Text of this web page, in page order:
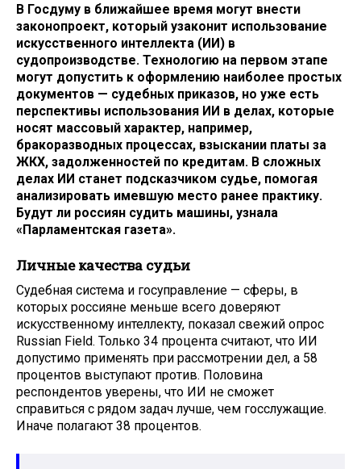
В Госдуму в ближайшее время могут внести
законопроект, который узаконит использование
искусственного интеллекта (ИИ) в
судопроизводстве. Технологию на первом этапе
могут допустить к оформлению наиболее простых
документов — судебных приказов, но уже есть
перспективы использования ИИ в делах, которые
носят массовый характер, например,
бракоразводных процессах, взыскании платы за
ЖКХ, задолженностей по кредитам. В сложных
делах ИИ станет подсказчиком судье, помогая
анализировать имевшую место ранее практику.
Будут ли россиян судить машины, узнала
«Парламентская газета».
Личные качества судьи
Судебная система и госуправление — сферы, в
которых россияне меньше всего доверяют
искусственному интеллекту, показал свежий опрос
Russian Field. Только 34 процента считают, что ИИ
допустимо применять при рассмотрении дел, а 58
процентов выступают против. Половина
респондентов уверены, что ИИ не сможет
справиться с рядом задач лучше, чем госслужащие.
Иначе полагают 38 процентов.